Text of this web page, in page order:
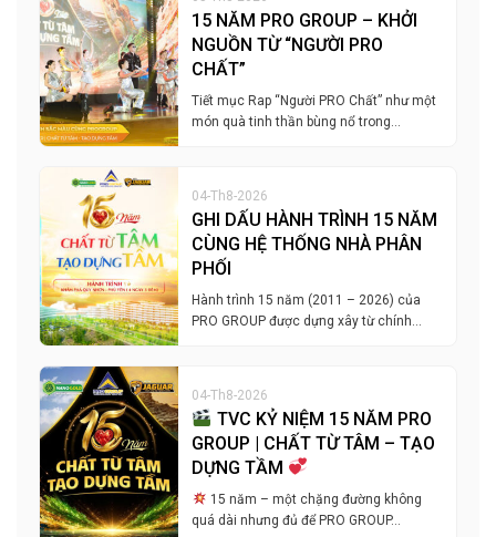
15 NĂM PRO GROUP – KHỞI
NGUỒN TỪ “NGƯỜI PRO
CHẤT”
Tiết mục Rap “Người PRO Chất” như một
món quà tinh thần bùng nổ trong…
04-Th8-2026
GHI DẤU HÀNH TRÌNH 15 NĂM
CÙNG HỆ THỐNG NHÀ PHÂN
PHỐI
Hành trình 15 năm (2011 – 2026) của
PRO GROUP được dựng xây từ chính…
04-Th8-2026
TVC KỶ NIỆM 15 NĂM PRO
GROUP | CHẤT TỪ TÂM – TẠO
DỰNG TẦM
15 năm – một chặng đường không
quá dài nhưng đủ để PRO GROUP…